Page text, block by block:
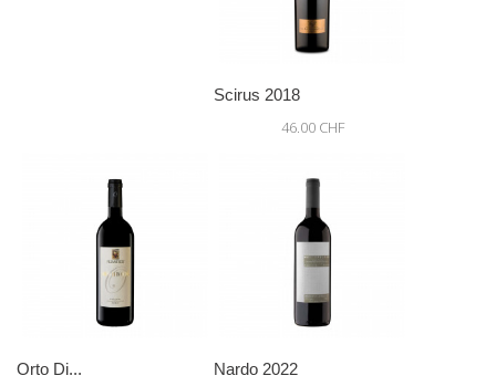
Scirus 2018
46.00 CHF
Orto Di... Nardo 2022